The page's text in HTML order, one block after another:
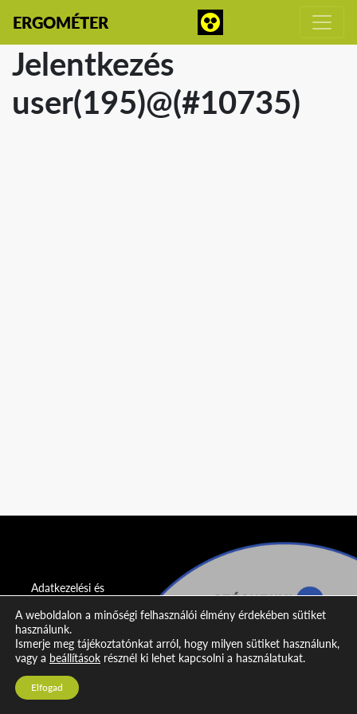
ERGOMÉTER
Jelentkezés
user(195)@(#10735)
Adatkezelési és
nyilatkozat
Impresszum
Kapcsolat
A weboldalon a minőségi felhasználói élmény érdekében sütiket
használunk.
Ismerje meg tájékoztatónkat arról, hogy milyen sütiket használunk,
vagy a beállítások résznél ki lehet kapcsolni a használatukat.
Elfogad